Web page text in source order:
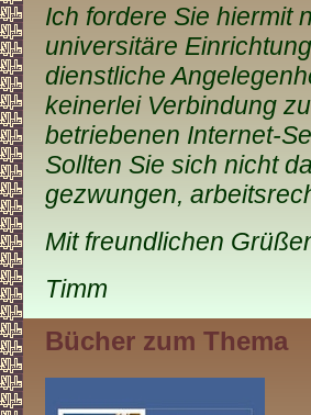
Ich fordere Sie hiermit
universitäre
dienstliche
keinerlei Verbindung
betriebenen Internet-
Sollten Sie sich nicht
gezwungen,
Mit freundlichen
Timm
Bücher zum Thema